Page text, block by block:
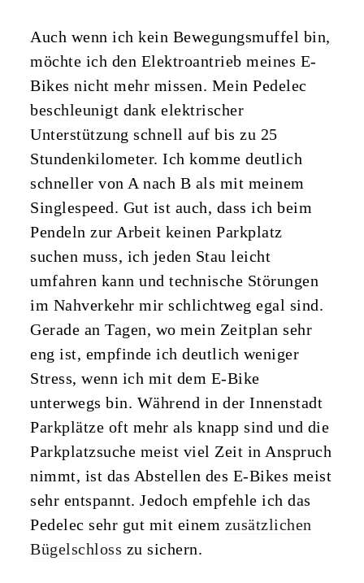
Auch wenn ich kein Bewegungsmuffel bin,
möchte ich den Elektroantrieb meines E-
Bikes nicht mehr missen. Mein Pedelec
beschleunigt dank elektrischer
Unterstützung schnell auf bis zu 25
Stundenkilometer. Ich komme deutlich
schneller von A nach B als mit meinem
Singlespeed. Gut ist auch, dass ich beim
Pendeln zur Arbeit keinen Parkplatz
suchen muss, ich jeden Stau leicht
umfahren kann und technische Störungen
im Nahverkehr mir schlichtweg egal sind.
Gerade an Tagen, wo mein Zeitplan sehr
eng ist, empfinde ich deutlich weniger
Stress, wenn ich mit dem E-Bike
unterwegs bin. Während in der Innenstadt
Parkplätze oft mehr als knapp sind und die
Parkplatzsuche meist viel Zeit in Anspruch
nimmt, ist das Abstellen des E-Bikes meist
sehr entspannt. Jedoch empfehle ich das
Pedelec sehr gut mit einem zusätzlichen
Bügelschloss zu sichern.